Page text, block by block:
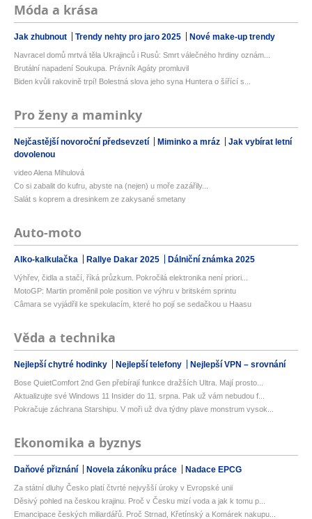
Móda a krása
Jak zhubnout Trendy nehty pro jaro 2025 Nové make-up trendy
Navracel domů mrtvá těla Ukrajinců i Rusů: Smrt válečného hrdiny oznám...
Brutální napadení Soukupa. Právník Agáty promluvil
Biden kvůli rakovině trpí! Bolestná slova jeho syna Huntera o šířící s...
Pro ženy a maminky
Nejčastější novoroční předsevzetí Miminko a mráz
Jak vybírat letní
dovolenou
video Alena Mihulová
Co si zabalit do kufru, abyste na (nejen) u moře zazářily...
Salát s koprem a dresinkem ze zakysané smetany
Auto-moto
Alko-kalkulačka Rallye Dakar 2025 Dálniční známka 2025
Výhřev, čidla a stačí, říká průzkum. Pokročilá elektronika není priori...
MotoGP: Martin proměnil pole position ve výhru v britském sprintu
Câmara se vyjádřil ke spekulacím, které ho pojí se sedačkou u Haasu
Věda a technika
Nejlepší chytré hodinky Nejlepší telefony Nejlepší VPN – srovnání
Bose QuietComfort 2nd Gen přebírají funkce dražších Ultra. Mají prosto...
Aktualizujte své Windows 11 Insider do 11. srpna. Pak už vám nebudou f...
Pokračuje záchrana Starshipu. V moři už dva týdny plave monstrum vysok...
Ekonomika a byznys
Daňové přiznání Novela zákoníku práce Nadace EPCG
Za státní dluhy Česko platí čtvrté nejvyšší úroky v Evropské unii
Děsivý pohled na českou krajinu. Proč v Česku mizí voda a jak k tomu p...
Emancipace českých miliardářů. Proč Strnad, Křetínský a Komárek nakupu...